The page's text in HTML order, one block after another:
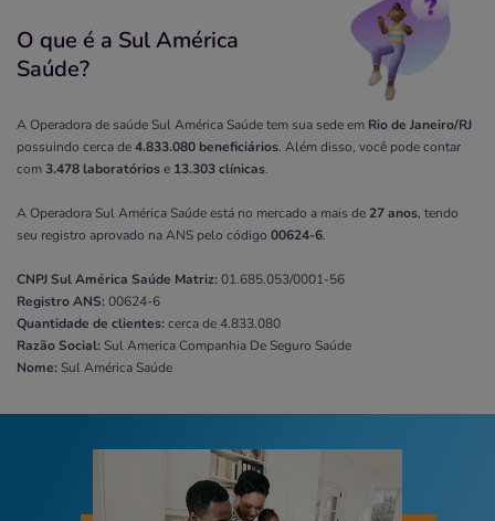
O que é a Sul América
Saúde?
A Operadora de saúde Sul América Saúde tem sua sede em Rio de Janeiro/RJ
possuindo cerca de4.833.080 beneficiários. Além disso, você pode contar
com3.478 laboratóriose 13.303 clínicas.
A Operadora Sul América Saúde está no mercado a mais de 27 anos, tendo
seu registro aprovado na ANS pelo código 00624-6.
CNPJSul América Saúde Matriz:01.685.053/0001-56
Registro ANS:00624-6
Quantidade de clientes:cerca de 4.833.080
Razão Social: Sul America Companhia De Seguro Saúde
Nome: Sul América Saúde